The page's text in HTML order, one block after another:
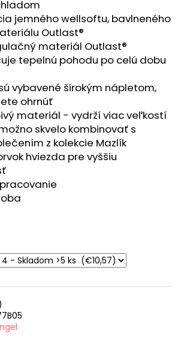
jemného wellsoftu, bavlneného
Outlast®
materiál Outlast®
tepelnú pohodu po celú dobu
vybavené širokým nápletom,
ohrnúť
materiál - vydrží viac veľkostí
skvelo kombinovať s
z kolekcie Mazlík
hviezda pre vyššiu